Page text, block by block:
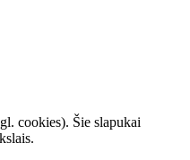
cookies). Šie slapukai